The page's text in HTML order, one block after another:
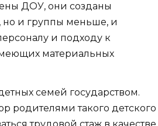
ДОУ, они созданы
и группы меньше, и
и подходу к
материальных
семей государством.
родителями такого детского
трудовой стаж в качестве